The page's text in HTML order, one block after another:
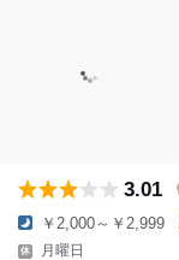
3.01
￥2,000～￥2,999
月曜日